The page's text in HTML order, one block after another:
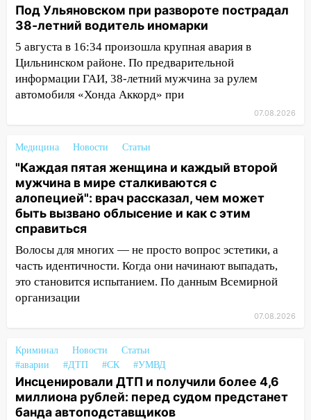
14:40 На проспекте Гая в Ульяновске
запретили остановку автомобилей на
50-метровом участке
14:22 В Новом городе 8 августа пройдет
большой фестиваль «Наше время» с
14:04
Жару смоет ливнями: прогноз
погоды в Ульяновской области на
выходные 8-9 августа
13:30 В Ульяновске транспортные
полицейские проведут акцию «Час
пассажира»
13:20 В Ульяновске за один день
обокрали женщину на пляже и
подростка в сквере
гранату: его задержали
12:34 На Ульяновскую область
надвигается сильнейшая непогода: град
и шквал до 27 м/с
Под Ульяновском при развороте пострадал
38-летний водитель иномарки
5 августа в 16:34 произошла крупная авария в
Цильнинском районе. По предварительной
информации ГАИ, 38-летний мужчина за рулем
автомобиля «Хонда Аккорд» при
07.08.2026
Медицина Новости Статьи
"Каждая пятая женщина и каждый второй
мужчина в мире сталкиваются с
алопецией": врач рассказал, чем может
быть вызвано облысение и как с этим
справиться
Волосы для многих — не просто вопрос эстетики, а
часть идентичности. Когда они начинают выпадать,
это становится испытанием. По данным Всемирной
организации
07.08.2026
Криминал Новости
Статьи
#аварии
#ДТП #СК #УМВД
Инсценировали ДТП и получили более 4,6
миллиона рублей: перед судом предстанет
банда автоподставщиков